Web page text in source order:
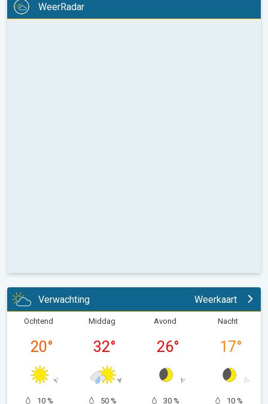
WeerRadar
Verwachting Weerkaart
Ochtend
20°
10 %
Middag
32°
50 %
Avond
26°
30 %
Nacht
17°
10 %